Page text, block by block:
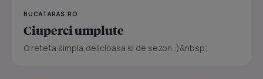
BUCATARAS.RO
Ciuperci umplute
O reteta simpla,delicioasa si de sezon :)&nbsp;